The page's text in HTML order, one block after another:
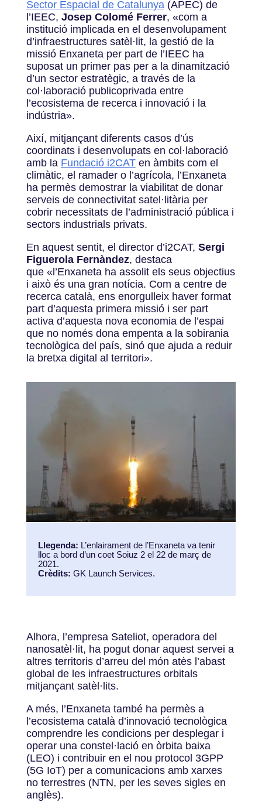
Sector Espacial de Catalunya (APEC) de
l’IEEC, Josep Colomé Ferrer, «com a
institució implicada en el desenvolupament
d’infraestructures satèl·lit, la gestió de la
missió Enxaneta per part de l’IEEC ha
suposat un primer pas per a la dinamització
d’un sector estratègic, a través de la
col·laboració publicoprivada entre
l’ecosistema de recerca i innovació i la
indústria».
Així, mitjançant diferents casos d’ús
coordinats i desenvolupats en col·laboració
amb la Fundació i2CATen àmbits com el
climàtic, el ramader o l’agrícola, l’Enxaneta
ha permès demostrar la viabilitat de donar
serveis de connectivitat satel·litària per
cobrir necessitats de l’administració pública i
sectors industrials privats.
En aquest sentit, el director d’i2CAT, Sergi
Figuerola Fernàndez, destaca
que «l’Enxaneta ha assolit els seus objectius
i això és una gran notícia. Com a centre de
recerca català, ens enorgulleix haver format
part d’aquesta primera missió i ser part
activa d’aquesta nova economia de l’espai
que no només dona empenta a la sobirania
tecnològica del país, sinó que ajuda a reduir
la bretxa digital al territori».
Llegenda: L’enlairament de l’Enxaneta va tenir
lloc a bord d’un coet Soiuz 2 el 22 de març de
2021.
Crèdits: GK Launch Services.
Alhora, l’empresa Sateliot, operadora del
nanosatèl·lit, ha pogut donar aquest servei a
altres territoris d’arreu del món atès l’abast
global de les infraestructures orbitals
mitjançant satèl·lits.
A més, l’Enxaneta també ha permès a
l’ecosistema català d’innovació tecnològica
comprendre les condicions per desplegar i
operar una constel·lació en òrbita baixa
(LEO) i contribuir en el nou protocol 3GPP
(5G IoT) per a comunicacions amb xarxes
no terrestres (NTN, per les seves sigles en
anglès).